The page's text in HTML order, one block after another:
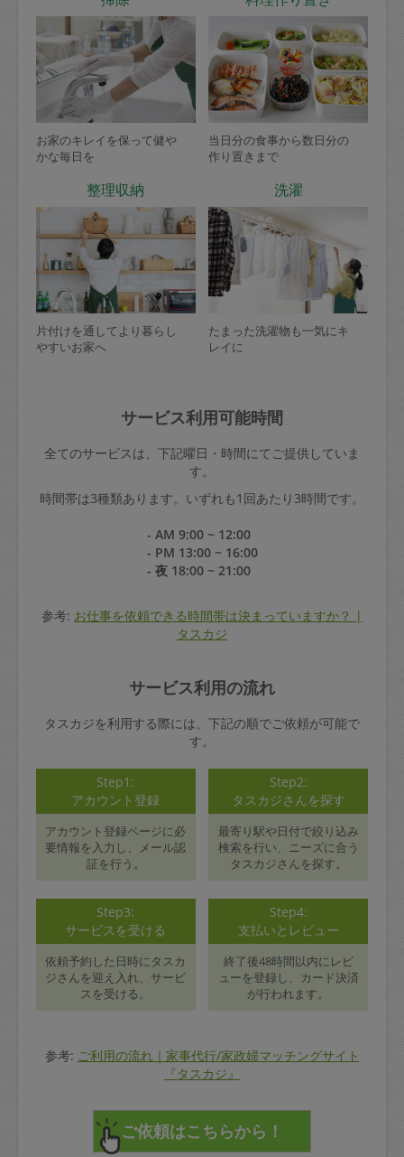
お家のキレイを保って健や
かな毎日を
当日分の食事から数日分の
作り置きまで
整理収納
片付けを通してより暮らし
やすいお家へ
洗濯
たまった洗濯物も一気にキ
レイに
サービス利用可能時間
全てのサービスは、下記曜日・時間にてご提供していま
す。
時間帯は3種類あります。いずれも1回あたり3時間です。
- AM 9:00 ~ 12:00
- PM 13:00 ~ 16:00
- 夜 18:00 ~ 21:00
参考: お仕事を依頼できる時間帯は決まっていますか？ |
タスカジ
サービス利用の流れ
タスカジを利用する際には、下記の順でご依頼が可能で
す。
Step1:
アカウント登録
アカウント登録ページに必
要情報を入力し、メール認
証を行う。
Step2:
タスカジさんを探す
最寄り駅や日付で絞り込み
検索を行い、ニーズに合う
タスカジさんを探す。
Step3:
サービスを受ける
依頼予約した日時にタスカ
ジさんを迎え入れ、サービ
スを受ける。
Step4:
支払いとレビュー
終了後48時間以内にレビ
ューを登録し、カード決済
が行われます。
参考: ご利用の流れ｜家事代行/家政婦マッチングサイト
『タスカジ』